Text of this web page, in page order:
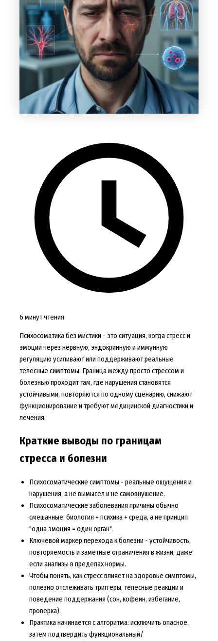
6 минут чтения
Психосоматика без мистики - это ситуация, когда стресс и
эмоции через нервную, эндокринную и иммунную
регуляцию усиливают или поддерживают реальные
телесные симптомы. Граница между просто стрессом и
болезнью проходит там, где нарушения становятся
устойчивыми, повторяются по одному сценарию, снижают
функционирование и требуют медицинской диагностики и
лечения.
Краткие выводы по границам
стресса и болезни
Психосоматические симптомы - реальные ощущения и
нарушения, а не вымысел и не самовнушение.
Психосоматические заболевания причины обычно
смешанные: биология + психика + среда, а не принцип
"одна эмоция = один орган".
Ключевой маркер перехода к болезни - устойчивость,
повторяемость и заметные ограничения в жизни, даже
если анализы в пределах нормы.
Чтобы понять, как стресс влияет на здоровье симптомы,
полезно отслеживать триггеры, телесные реакции и
поведение поддержания (сон, кофеин, избегание,
проверка).
Практика начинается с алгоритма: исключить опасное,
затем подтвердить функциональный/